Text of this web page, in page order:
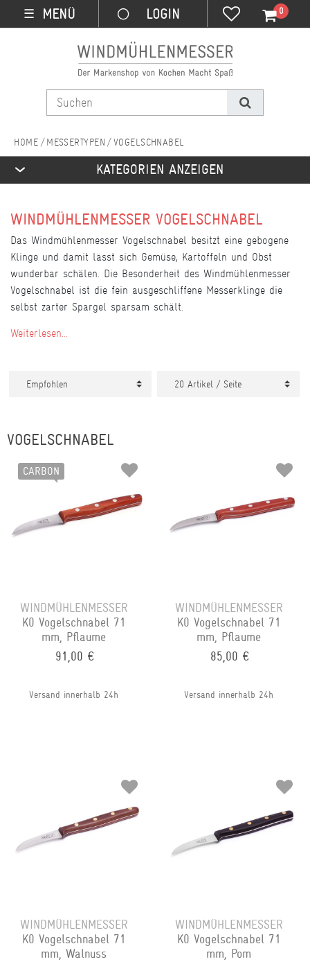
☰ MENÜ 0
MESSERTYPEN VOGELSCHNABEL
KATEGORIEN ANZEIGEN
WINDMÜHLENMESSER VOGELSCHNABEL
Das Windmühlenmesser Vogelschnabel besitzt eine gebogene
Klinge und damit lässt sich Gemüse, Kartoffeln und Obst
wunderbar schälen. Die Besonderheit des Windmühlenmesser
Vogelschnabel ist die fein ausgeschliffene Messerklinge die
selbst zarter Spargel sparsam schält.
Weiterlesen...
VOGELSCHNABEL
CARBON
WINDMÜHLENMESSER
K0 Vogelschnabel 71
mm, Pflaume
91,00 €
Versand innerhalb 24h
WINDMÜHLENMESSER
K0 Vogelschnabel 71
mm, Pflaume
85,00 €
Versand innerhalb 24h
WINDMÜHLENMESSER
K0 Vogelschnabel 71
mm, Walnuss
WINDMÜHLENMESSER
K0 Vogelschnabel 71
mm, Pom